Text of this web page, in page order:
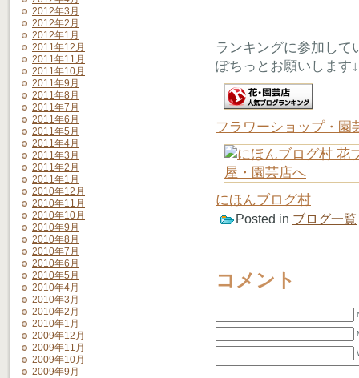
2012年3月
2012年2月
2012年1月
2011年12月
2011年11月
2011年10月
2011年9月
2011年8月
2011年7月
2011年6月
2011年5月
2011年4月
2011年3月
2011年2月
2011年1月
2010年12月
2010年11月
2010年10月
2010年9月
2010年8月
2010年7月
2010年6月
2010年5月
2010年4月
2010年3月
2010年2月
2010年1月
2009年12月
2009年11月
2009年10月
2009年9月
ランキングに参加して
ぽちっとお願いします↓
フラワーショップ・園
にほんブログ村
Posted in ブログ一覧
コメント